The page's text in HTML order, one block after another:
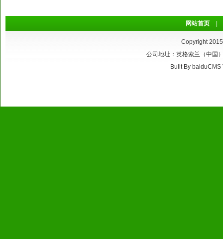
网站首页
Copyright
公司地址：英格索兰（中国
Built By baiduCMS